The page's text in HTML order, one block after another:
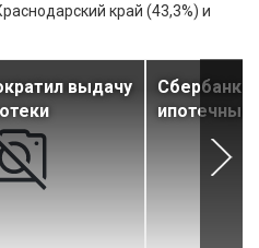
край (43,3%) и
выдачу
Сбербанк
ипотечные